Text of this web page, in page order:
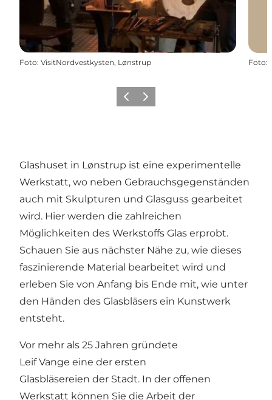
Foto: VisitNordvestkysten, Lønstrup Foto:
ZurückWeiter
Glashuset in Lønstrup ist eine experimentelle
Werkstatt, wo neben Gebrauchsgegenständen
auch mit Skulpturen und Glasguss gearbeitet
wird. Hier werden die zahlreichen
Möglichkeiten des Werkstoffs Glas erprobt.
Schauen Sie aus nächster Nähe zu, wie dieses
faszinierende Material bearbeitet wird und
erleben Sie von Anfang bis Ende mit, wie unter
den Händen des Glasbläsers ein Kunstwerk
entsteht.
Vor mehr als 25 Jahren gründete
Leif Vange eine der ersten
Glasbläsereien der Stadt. In der offenen
Werkstatt können Sie die Arbeit der